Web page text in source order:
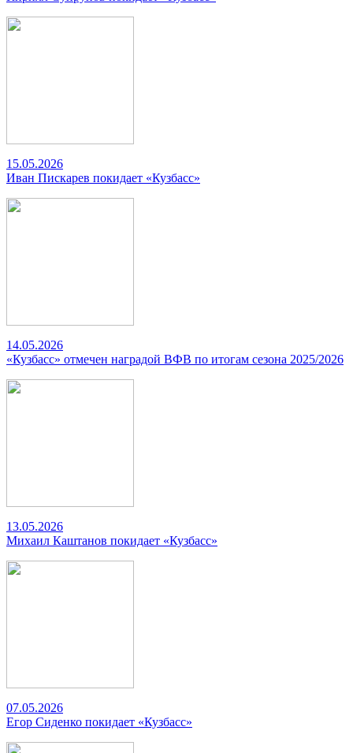
15.05.2026
Иван Пискарев покидает «Кузбасс»
14.05.2026
«Кузбасс» отмечен наградой ВФВ по итогам сезона 2025/2026
13.05.2026
Михаил Каштанов покидает «Кузбасс»
07.05.2026
Егор Сиденко покидает «Кузбасс»